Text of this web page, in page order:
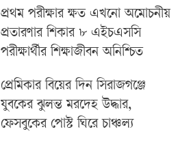
প্রথম পরীক্ষার ক্ষত এখনো অমোচনীয়
প্রতারণার শিকার ৮ এইচএসসি
পরীক্ষার্থীর শিক্ষাজীবন অনিশ্চিত
প্রেমিকার বিয়ের দিন সিরাজগঞ্জে
যুবকের ঝুলন্ত মরদেহ উদ্ধার,
ফেসবুকের পোস্ট ঘিরে চাঞ্চল্য